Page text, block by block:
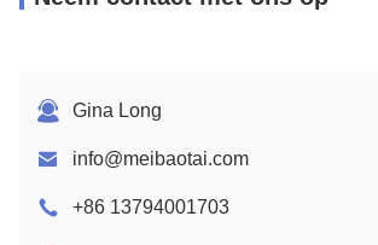
Gina Long
info@meibaotai.com
+86 13794001703